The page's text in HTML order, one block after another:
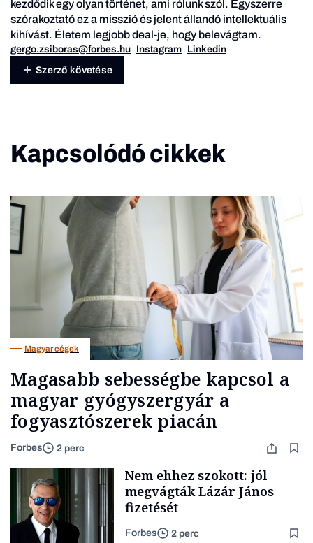
kezdődik egy olyan történet, ami rólunk szól. Egyszerre
szórakoztató ez a misszió és jelent állandó intellektuális
kihívást. Életem legjobb deal-je, hogy belevágtam.
gergo.zsiboras@forbes.hu Instagram Linkedin
Szerző követése
Kapcsolódó cikkek
Magyar cégek
Magasabb sebességbe kapcsol a
magyar gyógyszergyár a
fogyasztószerek piacán
Forbes 2 perc
Nem ehhez szokott: jól
megvágták Lázár János
fizetését
Forbes 2 perc